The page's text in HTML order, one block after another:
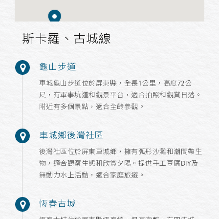
斯卡羅、古城線
龜山步道
車城龜山步道位於屏東縣，全長1公里，高度72公
尺，有軍事坑道和觀景平台，適合拍照和觀賞日落。
附近有多個景點，適合全齡參觀。
車城鄉後灣社區
後灣社區位於屏東車城鄉，擁有弧形沙灘和潮間帶生
物，適合觀察生態和欣賞夕陽。提供手工豆腐DIY及
無動力水上活動，適合家庭旅遊。
恆春古城